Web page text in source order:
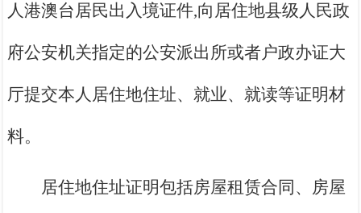
人港澳台居民出入境证件,向居住地县级人民政
府公安机关指定的公安派出所或者户政办证大
厅提交本人居住地住址、就业、就读等证明材
料。
居住地住址证明包括房屋租赁合同、房屋